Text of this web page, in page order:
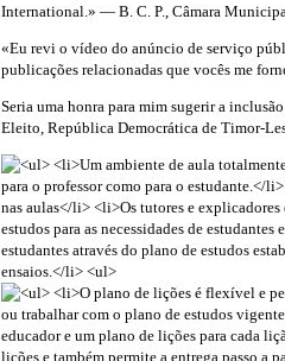
International.» — B. C. P., Câmara
«Eu revi o vídeo do anúncio de serviço
publicações relacionadas que vocês me
Seria uma honra para mim sugerir a
Eleito, República Democrática de Timor-